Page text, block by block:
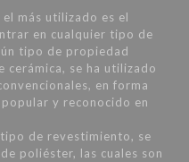
el más utilizado es el
en cualquier tipo de
tipo de propiedad
cerámica, se ha utilizado
en forma
y reconocido en
de revestimiento, se
poliéster, las cuales son